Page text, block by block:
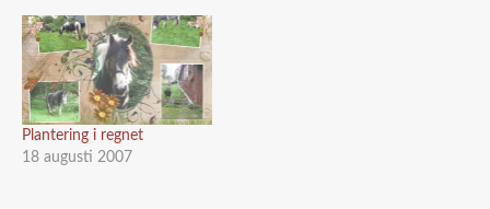
Plantering i regnet
18 augusti 2007